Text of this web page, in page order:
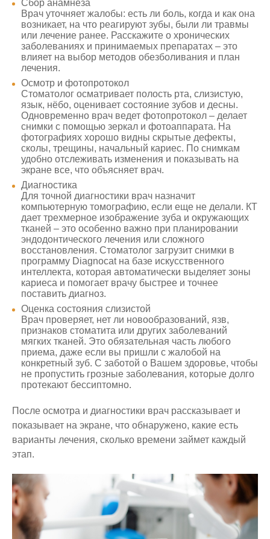
Сбор анамнеза
Врач уточняет жалобы: есть ли боль, когда и как она
возникает, на что реагируют зубы, были ли травмы
или лечение ранее. Расскажите о хронических
заболеваниях и принимаемых препаратах – это
влияет на выбор методов обезболивания и план
лечения.
Осмотр и фотопротокол
Стоматолог осматривает полость рта, слизистую,
язык, нёбо, оценивает состояние зубов и десны.
Одновременно врач ведет фотопротокол – делает
снимки с помощью зеркал и фотоаппарата. На
фотографиях хорошо видны скрытые дефекты,
сколы, трещины, начальный кариес. По снимкам
удобно отслеживать изменения и показывать на
экране все, что объясняет врач.
Диагностика
Для точной диагностики врач назначит
компьютерную томографию, если еще не делали. КТ
дает трехмерное изображение зуба и окружающих
тканей – это особенно важно при планировании
эндодонтического лечения или сложного
восстановления. Стоматолог загрузит снимки в
программу Diagnocat на базе искусственного
интеллекта, которая автоматически выделяет зоны
кариеса и помогает врачу быстрее и точнее
поставить диагноз.
Оценка состояния слизистой
Врач проверяет, нет ли новообразований, язв,
признаков стоматита или других заболеваний
мягких тканей. Это обязательная часть любого
приема, даже если вы пришли с жалобой на
конкретный зуб. С заботой о Вашем здоровье, чтобы
не пропустить грозные заболевания, которые долго
протекают бессиптомно.
После осмотра и диагностики врач рассказывает и
показывает на экране, что обнаружено, какие есть
варианты лечения, сколько времени займет каждый
этап.